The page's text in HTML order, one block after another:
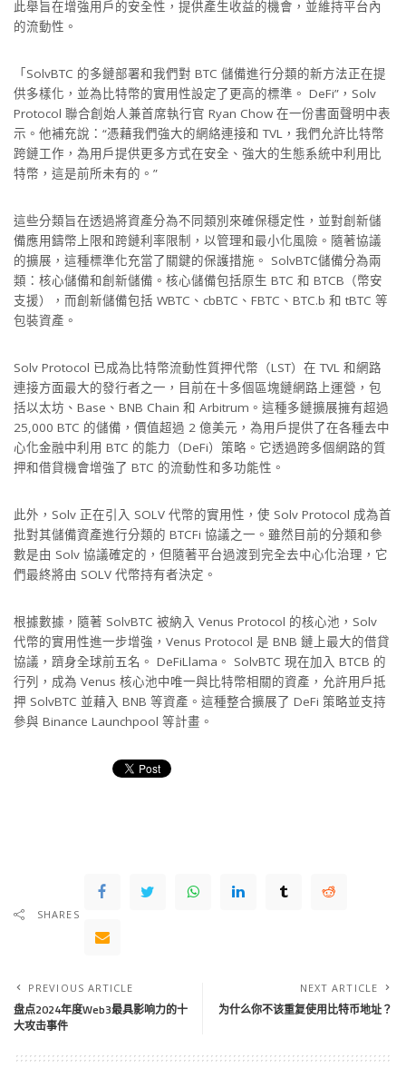
此舉旨在增強用戶的安全性，提供產生收益的機會，並維持平台內
的流動性。
「SolvBTC 的多鏈部署和我們對 BTC 儲備進行分類的新方法正在提
供多樣化，並為比特幣的實用性設定了更高的標準。 DeFi”，Solv
Protocol 聯合創始人兼首席執行官 Ryan Chow 在一份書面聲明中表
示。他補充說：“憑藉我們強大的網絡連接和 TVL，我們允許比特幣
跨鏈工作，為用戶提供更多方式在安全、強大的生態系統中利用比
特幣，這是前所未有的。”
這些分類旨在透過將資產分為不同類別來確保穩定性，並對創新儲
備應用鑄幣上限和跨鏈利率限制，以管理和最小化風險。隨著協議
的擴展，這種標準化充當了關鍵的保護措施。 SolvBTC儲備分為兩
類：核心儲備和創新儲備。核心儲備包括原生 BTC 和 BTCB（幣安
支援），而創新儲備包括 WBTC、cbBTC、FBTC、BTC.b 和 tBTC 等
包裝資產。
Solv Protocol 已成為比特幣流動性質押代幣（LST）在 TVL 和網路
連接方面最大的發行者之一，目前在十多個區塊鏈網路上運營，包
括以太坊、Base、BNB Chain 和 Arbitrum。這種多鏈擴展擁有超過
25,000 BTC 的儲備，價值超過 2 億美元，為用戶提供了在各種去中
心化金融中利用 BTC 的能力（DeFi）策略。它透過跨多個網路的質
押和借貸機會增強了 BTC 的流動性和多功能性。
此外，Solv 正在引入 SOLV 代幣的實用性，使 Solv Protocol 成為首
批對其儲備資產進行分類的 BTCFi 協議之一。雖然目前的分類和參
數是由 Solv 協議確定的，但隨著平台過渡到完全去中心化治理，它
們最終將由 SOLV 代幣持有者決定。
根據數據，隨著 SolvBTC 被納入 Venus Protocol 的核心池，Solv
代幣的實用性進一步增強，Venus Protocol 是 BNB 鏈上最大的借貸
協議，躋身全球前五名。 DeFiLlama。 SolvBTC 現在加入 BTCB 的
行列，成為 Venus 核心池中唯一與比特幣相關的資產，允許用戶抵
押 SolvBTC 並藉入 BNB 等資產。這種整合擴展了 DeFi 策略並支持
參與 Binance Launchpool 等計畫。
SHARES
PREVIOUS ARTICLE
盘点2024年度Web3最具影响力的十
大攻击事件
NEXT ARTICLE
为什么你不该重复使用比特币地址？